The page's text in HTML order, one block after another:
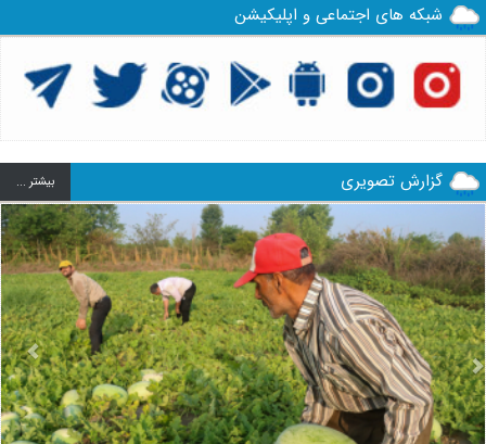
شبکه های اجتماعی و اپلیکیشن
گزارش تصویری بيشتر ...
Next